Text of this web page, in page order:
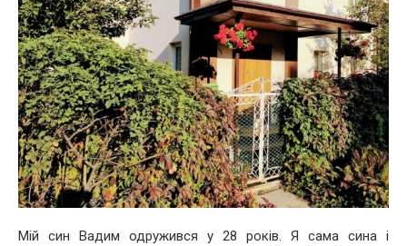
Мій син Вадим одружився у 28 років. Я сама сина і